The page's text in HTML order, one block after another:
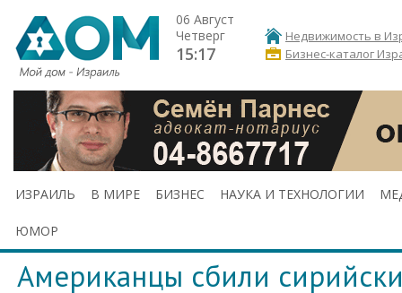
06 Август
Четверг
15:17
Недвижимость в
Бизнес-каталог
ИЗРАИЛЬ В МИРЕ БИЗНЕС НАУКА И ТЕХНОЛОГИИ
ЮМОР
Американцы сбили